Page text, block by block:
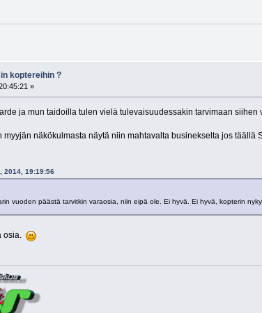
koptereihin ?
»
ja mun taidoilla tulen vielä tulevaisuudessakin tarvimaan
myyjän näkökulmasta näytä niin mahtavalta businekselta jos
2014, 19:19:56
vuoden päästä tarvitkin varaosia, niin eipä ole. Ei hyvä. Ei hyvä, kopterin
osia.